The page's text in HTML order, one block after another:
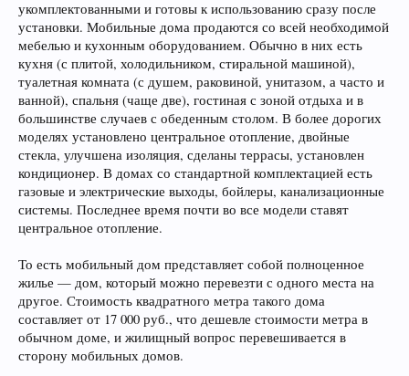
укомплектованными и готовы к использованию сразу после
установки. Мобильные дома продаются со всей необходимой
мебелью и кухонным оборудованием. Обычно в них есть
кухня (с плитой, холодильником, стиральной машиной),
туалетная комната (с душем, раковиной, унитазом, а часто и
ванной), спальня (чаще две), гостиная с зоной отдыха и в
большинстве случаев с обеденным столом. В более дорогих
моделях установлено центральное отопление, двойные
стекла, улучшена изоляция, сделаны террасы, установлен
кондиционер. В домах со стандартной комплектацией есть
газовые и электрические выходы, бойлеры, канализационные
системы. Последнее время почти во все модели ставят
центральное отопление.
То есть мобильный дом представляет собой полноценное
жилье — дом, который можно перевезти с одного места на
другое. Стоимость квадратного метра такого дома
составляет от 17 000 руб., что дешевле стоимости метра в
обычном доме, и жилищный вопрос перевешивается в
сторону мобильных домов.